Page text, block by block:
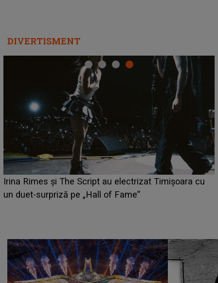
DIVERTISMENT
electrizat Timișoara cu
Fame”
HOROSCOP 6 august
câștige mai mulți bani. O